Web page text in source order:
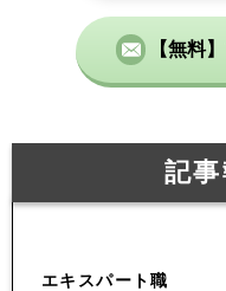
【無料
記
エキスパート職